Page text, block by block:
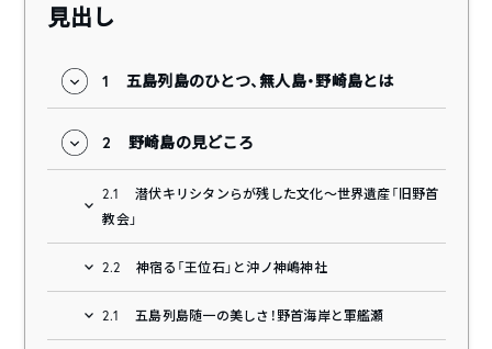
見出し
1 五島列島のひとつ、無人島・野崎島とは
2 野崎島の見どころ
2.1
潜伏キリシタンらが残した文化～世界遺産「旧野首
教会」
2.2 神宿る「王位石」と沖ノ神嶋神社
2.1 五島列島随一の美しさ！野首海岸と軍艦瀬